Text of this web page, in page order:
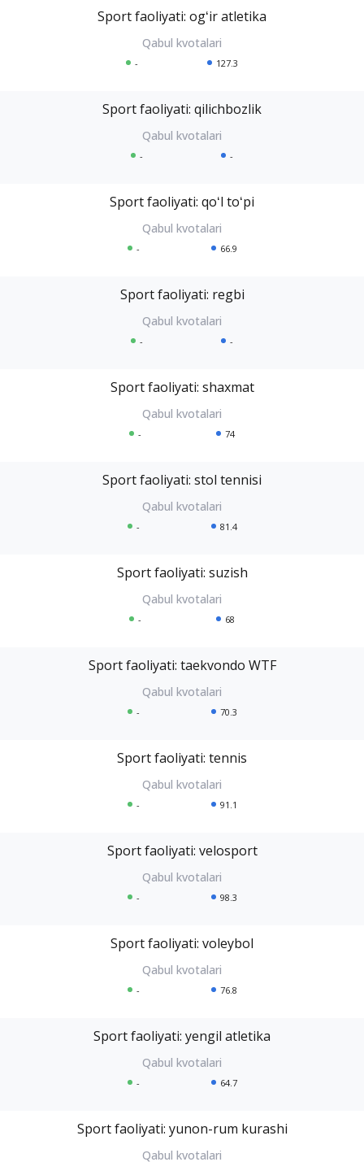
Sport faoliyati: ogʻir atletika
- 127.3
Sport faoliyati: qilichbozlik
- -
Sport faoliyati: qoʻl toʻpi
- 66.9
Sport faoliyati: regbi
- -
Sport faoliyati: shaxmat
- 74
Sport faoliyati: stol tennisi
- 81.4
Sport faoliyati: suzish
- 68
Sport faoliyati: taekvondo WTF
- 70.3
Sport faoliyati: tennis
- 91.1
Sport faoliyati: velosport
- 98.3
Sport faoliyati: voleybol
- 76.8
Sport faoliyati: yengil atletika
- 64.7
Sport faoliyati: yunon-rum kurashi